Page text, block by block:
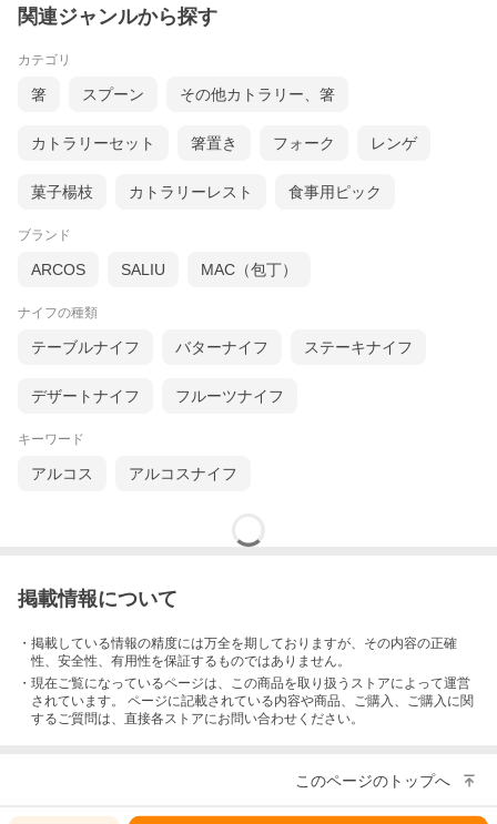
鋲：ステンレス
サイズ(約)
全長210×高さ25×厚み13mm
刃渡り：85mm
重量(約)
生産国
付属品
取扱説明書…1枚
※注意事項※
●水分・塩分・酸等が表面に付着したまま長時間放置しないで
ください。サビの原因になります
JANコード
検索用：つばめのマルチバターナイフ スプレッドナイフ つばめのパンナイフシ
ナイフ 瓶の底まですくえる テーブルナイフ パンナイフ サンドイッチ しなりやす
かわいい カワイイ 可愛い おしゃれ オシャレ お洒落 ハンドル 木製 欅 けやき ケ
関連ジャンルから探す
カテゴリ
箸 スプーン その他カトラリー、箸
カトラリーセット 箸置き フォーク レンゲ
菓子楊枝 カトラリーレスト 食事用ピック
ブランド
ARCOS SALIU MAC（包丁）
ナイフの種類
テーブルナイフ バターナイフ ステーキナイフ
デザートナイフ フルーツナイフ
キーワード
アルコス アルコスナイフ
掲載情報について
・掲載している情報の精度には万全を期しておりますが、その内容の正確
性、安全性、有用性を保証するものではありません。
・現在ご覧になっているページは、この商品を取り扱うストアによって運営
されています。 ページに記載されている内容や商品、ご購入 、ご購入に関
するご質問は、直接各ストアにお問い合わせください。
このページのトップへ